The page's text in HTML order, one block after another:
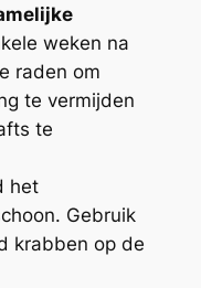
weken na
raden om
te vermijden
te
het
Gebruik
krabben op de